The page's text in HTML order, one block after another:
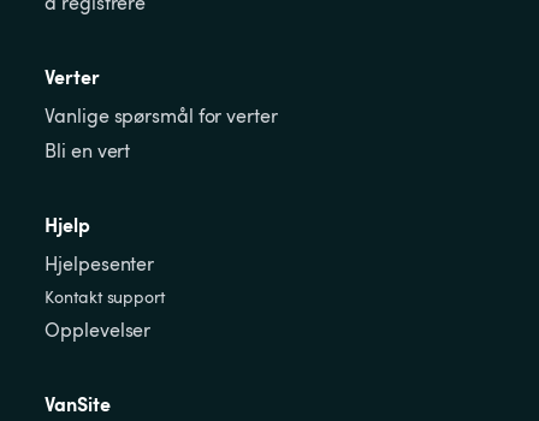
Verter
Vanlige spørsmål for verter
Bli en vert
Hjelp
Hjelpesenter
Kontakt support
Opplevelser
VanSite